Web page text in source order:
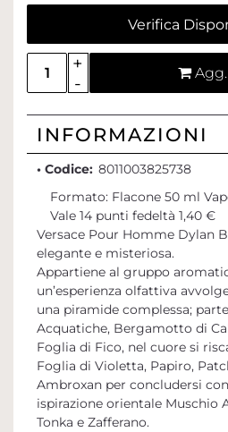
Verifica
Quantità
INFORMAZIONI
• Codice: 8011003825738
Formato: Flacone 50 ml
Vale 14 punti fedeltà 1,40 €
Versace Pour Homme Dylan
elegante e misteriosa.
Appartiene al gruppo
un’esperienza olfattiva
una piramide complessa;
Acquatiche, Bergamotto di
Foglia di Fico, nel cuore si
Foglia di Violetta, Papiro,
Ambroxan per concludersi
ispirazione orientale Muschio
Tonka e Zafferano.